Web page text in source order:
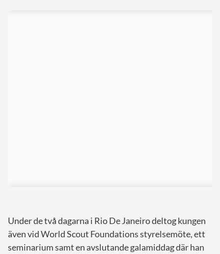
Under de två dagarna i Rio De Janeiro deltog kungen
även vid World Scout Foundations styrelsemöte, ett
seminarium samt en avslutande galamiddag där han